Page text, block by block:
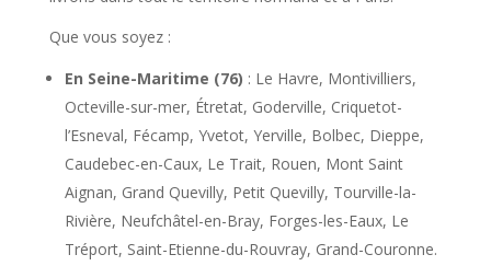
Que vous soyez :
En Seine-Maritime (76) : Le Havre, Montivilliers,
Octeville-sur-mer, Étretat, Goderville, Criquetot-
l’Esneval, Fécamp, Yvetot, Yerville, Bolbec, Dieppe,
Caudebec-en-Caux, Le Trait, Rouen, Mont Saint
Aignan, Grand Quevilly, Petit Quevilly, Tourville-la-
Rivière, Neufchâtel-en-Bray, Forges-les-Eaux, Le
Tréport, Saint-Etienne-du-Rouvray, Grand-Couronne.